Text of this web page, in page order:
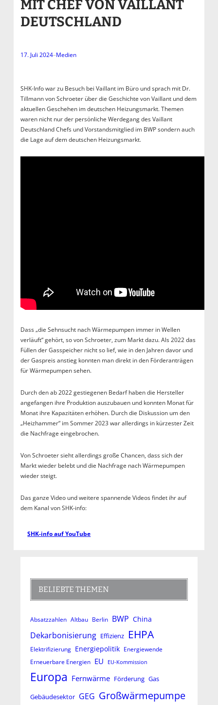
MIT CHEF VON VAILLANT
DEUTSCHLAND
17. Juli 2024–Medien
SHK-Info war zu Besuch bei Vaillant im Büro und sprach mit Dr.
Tillmann von Schroeter über die Geschichte von Vaillant und dem
aktuellen Geschehen im deutschen Heizungsmarkt. Themen
waren nicht nur der persönliche Werdegang des Vaillant
Deutschland Chefs und Vorstandsmitglied im BWP sondern auch
die Lage auf dem deutschen Heizungsmarkt.
Dass „die Sehnsucht nach Wärmepumpen immer in Wellen
verläuft“ gehört, so von Schroeter, zum Markt dazu. Als 2022 das
Füllen der Gasspeicher nicht so lief, wie in den Jahren davor und
der Gaspreis anstieg konnten man direkt in den Förderanträgen
für Wärmepumpen sehen.
Durch den ab 2022 gestiegenen Bedarf haben die Hersteller
angefangen ihre Produktion auszubauen und konnten Monat für
Monat ihre Kapazitäten erhöhen. Durch die Diskussion um den
„Heizhammer“ im Sommer 2023 war allerdings in kürzester Zeit
die Nachfrage eingebrochen.
Von Schroeter sieht allerdings große Chancen, dass sich der
Markt wieder belebt und die Nachfrage nach Wärmepumpen
wieder steigt.
Das ganze Video und weitere spannende Videos findet ihr auf
dem Kanal von SHK-info:
SHK-info auf YouTube
BELIEBTE THEMEN
Absatzzahlen Altbau Berlin BWP China
Dekarbonisierung Effizienz EHPA
Elektrifizierung Energiepolitik Energiewende
Erneuerbare Energien EU EU-Kommission
Europa Fernwärme Förderung Gas
Gebäudesektor GEG Großwärmepumpe